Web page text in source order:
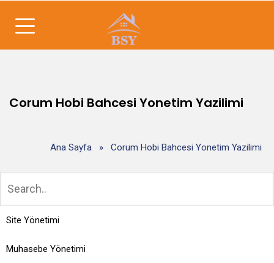
Corum Hobi Bahcesi Yonetim Yazilimi
Ana Sayfa » Corum Hobi Bahcesi Yonetim Yazilimi
Site Yönetimi
Muhasebe Yönetimi